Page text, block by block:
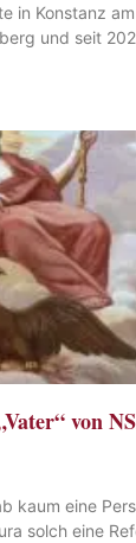
in Konstanz
und seit
von
kaum eine
solch eine